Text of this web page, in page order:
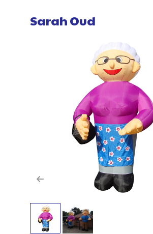
Sarah Oud
Previous